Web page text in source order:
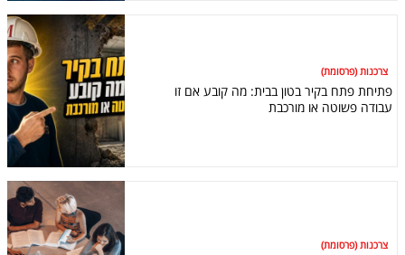
צרכנות (פרסומת)
פתיחת פתח בקיר בטון בבית: מה קובע אם זו
עבודה פשוטה או מורכבת
צרכנות (פרסומת)